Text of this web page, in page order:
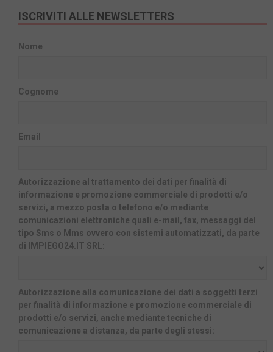
ISCRIVITI ALLE NEWSLETTERS
Nome
Cognome
Email
Autorizzazione al trattamento dei dati per finalità di
informazione e promozione commerciale di prodotti e/o
servizi, a mezzo posta o telefono e/o mediante
comunicazioni elettroniche quali e-mail, fax, messaggi del
tipo Sms o Mms ovvero con sistemi automatizzati, da parte
di IMPIEGO24.IT SRL:
Autorizzazione alla comunicazione dei dati a soggetti terzi
per finalità di informazione e promozione commerciale di
prodotti e/o servizi, anche mediante tecniche di
comunicazione a distanza, da parte degli stessi: